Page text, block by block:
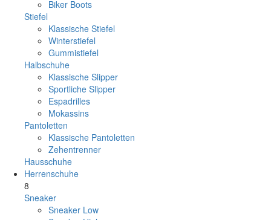
Biker Boots
Stiefel
Klassische Stiefel
Winterstiefel
Gummistiefel
Halbschuhe
Klassische Slipper
Sportliche Slipper
Espadrilles
Mokassins
Pantoletten
Klassische Pantoletten
Zehentrenner
Hausschuhe
Herrenschuhe
8
Sneaker
Sneaker Low